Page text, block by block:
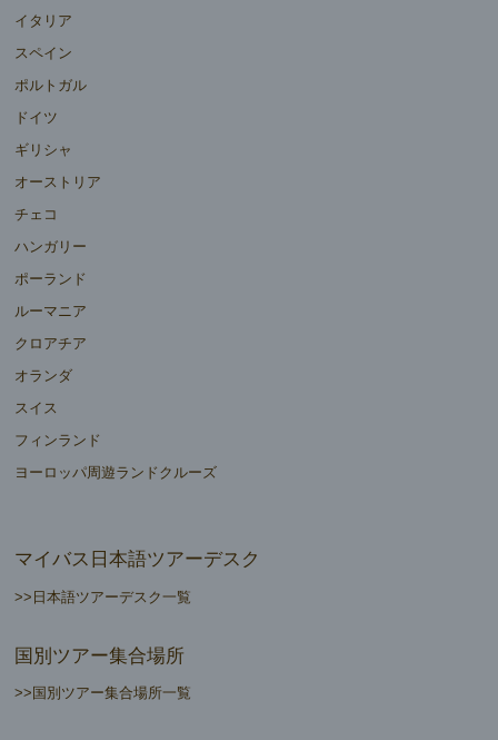
イタリア
スペイン
ポルトガル
ドイツ
ギリシャ
オーストリア
チェコ
ハンガリー
ポーランド
ルーマニア
クロアチア
オランダ
スイス
フィンランド
ヨーロッパ周遊ランドクルーズ
マイバス日本語ツアーデスク
>>日本語ツアーデスク一覧
国別ツアー集合場所
>>国別ツアー集合場所一覧